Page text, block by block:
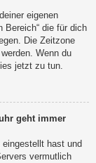
eigenen
Bereich“ die für dich
Die Zeitzone
Wenn du
jetzt zu tun.
geht immer
hast und
vermutlich